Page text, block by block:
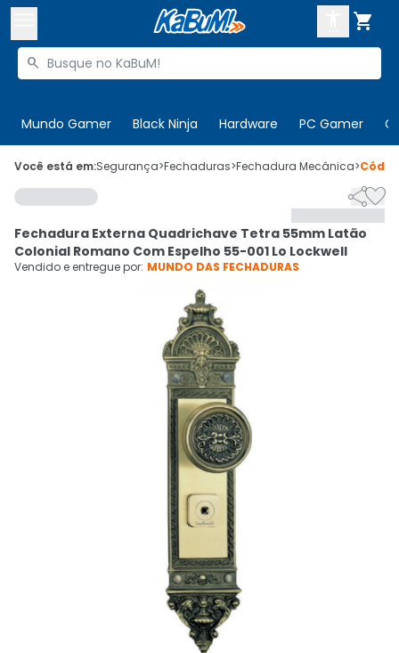

Buscar produtos

Mundo Gamer Black Ninja Hardware PC Gamer
 Olá. Acesse sua conta
 Departamentos
Cupons
Ativar tradutor em libras
CADASTRE-SE
Você está em:Segurança>Fechaduras>Fechadura Mecânica>

Fechadura Externa Quadrichave Tetra 55mm Latão
Colonial Romano Com Espelho 55-001 Lo Lockwell
Vendido e entregue por: MUNDO DAS FECHADURAS